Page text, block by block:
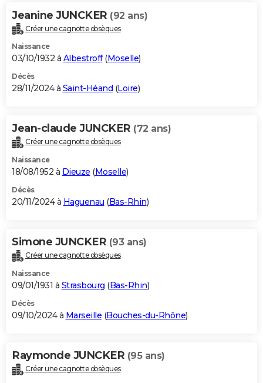
Jeanine JUNCKER (92 ans)
Créer une cagnotte obsèques
Naissance
03/10/1932 à Albestroff(Moselle)
Décès
28/11/2024 à Saint-Héand (Loire)
Jean-claude JUNCKER (72 ans)
Créer une cagnotte obsèques
Naissance
18/08/1952 à Dieuze (Moselle)
Décès
20/11/2024 à Haguenau (Bas-Rhin)
Simone JUNCKER (93 ans)
Créer une cagnotte obsèques
Naissance
09/01/1931 à Strasbourg (Bas-Rhin)
Décès
09/10/2024 à Marseille (Bouches-du-Rhône)
Raymonde JUNCKER (95 ans)
Créer une cagnotte obsèques